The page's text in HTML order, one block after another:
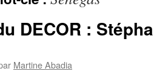
DECOR :
Martine Abadia